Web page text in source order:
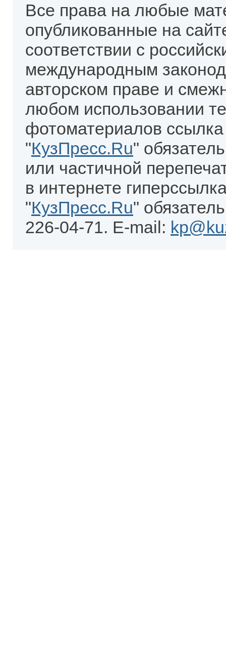
Все права на любые
опубликованные на
соответствии с
международным
авторском праве и
любом использовании
фотоматериалов
"КузПресс.Ru"
или частичной
в интернете
"КузПресс.Ru"
226-04-71. E-mail: